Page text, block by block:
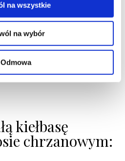
na wszystkie
na wybór
Odmowa
kiełbasę
chrzanowym: